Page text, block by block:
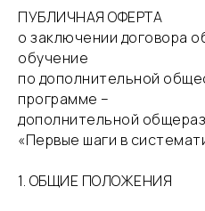
ПУБЛИЧНАЯ ОФЕРТА
о заключении договора
обучение
по дополнительной
программе –
дополнительной
«Первые шаги в
1. ОБЩИЕ ПОЛОЖЕНИЯ